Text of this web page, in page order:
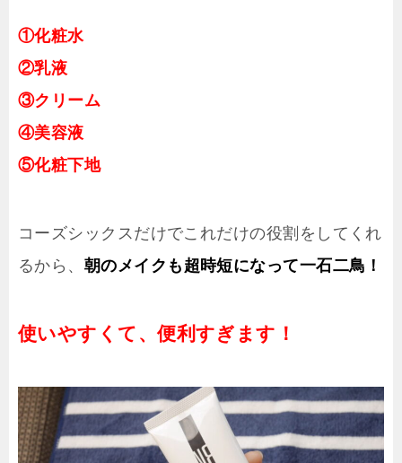
①化粧水
②乳液
③クリーム
④美容液
⑤化粧下地
コーズシックスだけでこれだけの役割をしてくれ
るから、 朝のメイクも超時短になって一石二鳥！
使いやすくて、便利すぎます！